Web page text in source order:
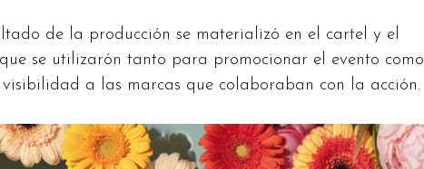
de la producción se materializó en el cartel y el
se utilizarón tanto para promocionar el evento como
a las marcas que colaboraban con la acción.